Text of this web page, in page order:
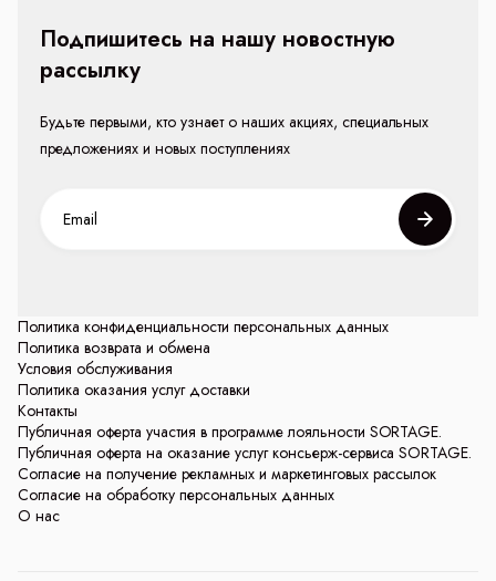
Политика конфиденциальности персональных данных
Политика возврата и обмена
Условия обслуживания
Политика оказания услуг доставки
Контакты
Публичная оферта участия в программе лояльности SORTAGE.
Публичная оферта на оказание услуг консьерж-сервиса SORTAGE.
Согласие на получение рекламных и маркетинговых рассылок
Согласие на обработку персональных данных
О нас
Подпишитесь на нашу новостную
рассылку
Будьте первыми, кто узнает о наших акциях, специальных
предложениях и новых поступлениях